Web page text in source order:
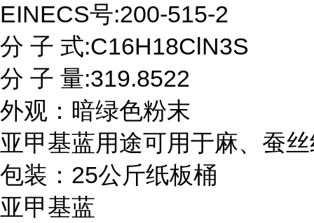
EINECS号:200-515-2
分 子 式:C16H18ClN3S
分 子 量:319.8522
外观：暗绿色粉末
亚甲基蓝用途可用于麻、蚕
包装：25公斤纸板桶
亚甲基蓝